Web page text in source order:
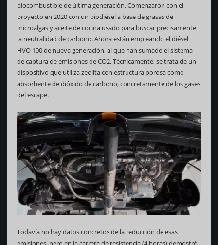
biocombustible de última generación. Comenzaron con el
proyecto en 2020 con un biodiésel a base de grasas de
microalgas y aceite de cocina usado para buscar precisamente
la neutralidad de carbono. Ahora están empleando el diésel
HVO 100 de nueva generación, al que han sumado el sistema
de captura de emisiones de CO2. Técnicamente, se trata de un
dispositivo que utiliza zeolita con estructura porosa como
absorbente de dióxido de carbono, concretamente de los gases
del escape.
Todavía no hay datos concretos de la reducción de esas